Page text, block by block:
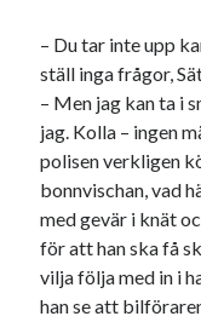
Dessa har något
Fantastiskt
Onödiga citattecken
Dessa har något
En amerikansk
– Du tar inte upp
ställ inga frågor,
– Men jag kan ta i
jag. Kolla – ingen
polisen verkligen
bonnvischan, vad
med gevär i knät
för att han ska få
vilja följa med in i
han se att